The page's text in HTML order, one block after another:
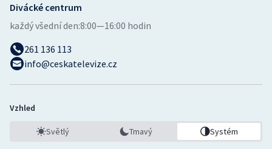
Divácké centrum
každý všední den:8:00—16:00 hodin
261 136 113
info@ceskatelevize.cz
Vzhled
Světlý Tmavý Systém